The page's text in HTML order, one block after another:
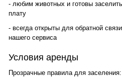
- любим животных и готовы
плату
- всегда открыты для обратной
нашего сервиса
Условия аренды
Прозрачные правила для заселения: